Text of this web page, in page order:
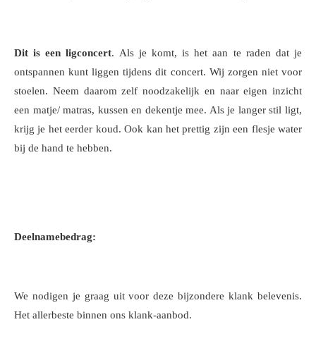
Dit is een ligconcert. Als je komt, is het aan te raden dat je
ontspannen kunt liggen tijdens dit concert. Wij zorgen niet voor
stoelen. Neem daarom zelf noodzakelijk en naar eigen inzicht
een matje/ matras, kussen en dekentje mee. Als je langer stil ligt,
krijg je het eerder koud. Ook kan het prettig zijn een flesje water
bij de hand te hebben.
Deelnamebedrag:
We nodigen je graag uit voor deze bijzondere klank belevenis.
Het allerbeste binnen ons klank-aanbod.